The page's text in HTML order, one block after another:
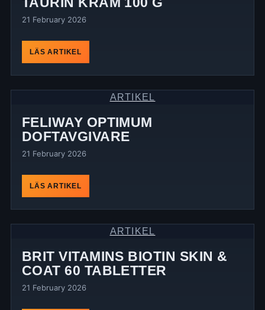
21 February 2026
LÄS ARTIKEL
ARTIKEL
FELIWAY OPTIMUM
DOFTAVGIVARE
21 February 2026
LÄS ARTIKEL
ARTIKEL
BRIT VITAMINS BIOTIN SKIN &
COAT 60 TABLETTER
21 February 2026